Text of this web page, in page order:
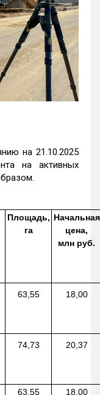
на 21.10.2025
на активных
Площадь,
га
Начальная
цена,
млн руб.
63,55 18,00
74,73 20,37
63,55 18,00